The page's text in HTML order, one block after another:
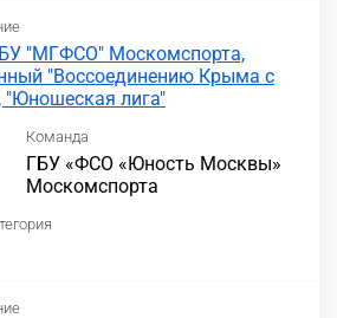
"МГФСО" Москомспорта,
"Воссоединению Крыма с
"Юношеская лига"
Команда
ГБУ «ФСО «Юность Москвы»
Москомспорта